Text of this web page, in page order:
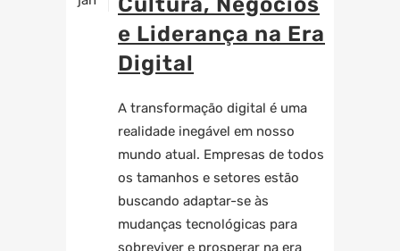
e Liderança na Era
Digital
A transformação digital é uma
realidade inegável em nosso
mundo atual. Empresas de todos
os tamanhos e setores estão
buscando adaptar-se às
mudanças tecnológicas para
sobreviver e prosperar na era